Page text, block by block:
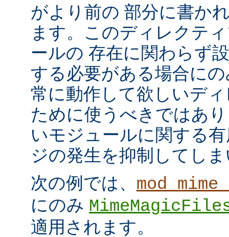
がより前の 部分に書か
ます。このディレクテ
ールの 存在に関わらず
する必要がある場合に
常に動作して欲しいデ
ために使うべきではあ
いモジュールに関する
ジの発生を抑制してし
次の例では、
にのみ
適用されます。